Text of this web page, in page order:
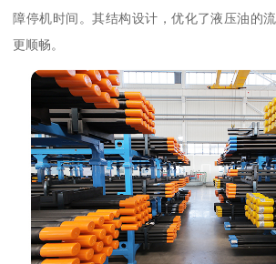
障停机时间。其结构设计，优化了液压油的
更顺畅。